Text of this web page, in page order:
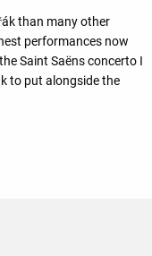
than many other
performances now
Saint Saëns concerto I
to put alongside the